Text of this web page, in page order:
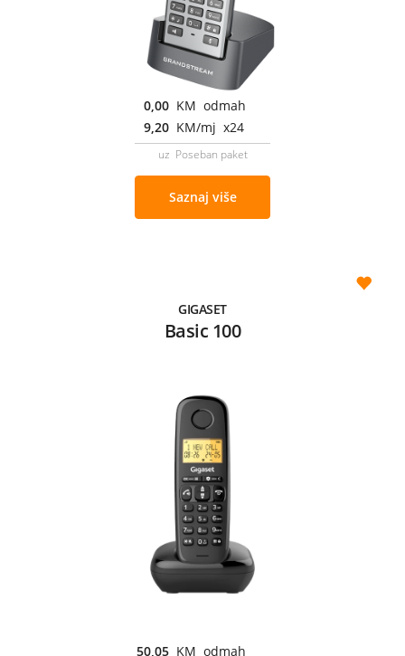
0,00 KM odmah
9,20 KM/mj x24
uz Poseban paket
Saznaj više
GIGASET
Basic 100
50,05 KM odmah